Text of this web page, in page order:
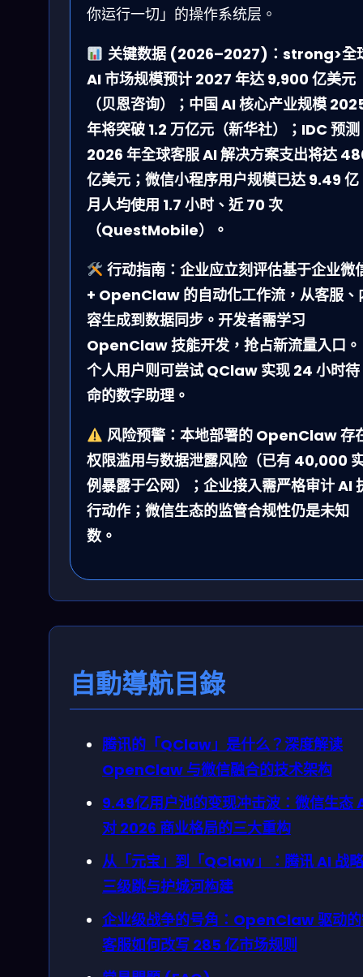
你运行一切」的操作系统层。
关键数据 (2026–2027)：strong>全
AI 市场规模预计 2027 年达 9,900 亿美元
（贝恩咨询）；中国 AI 核心产业规模
年将突破 1.2 万亿元（新华社）；IDC 预测
2026 年全球客服 AI 解决方案支出将达
亿美元；微信小程序用户规模已达 9.49 亿
月人均使用 1.7 小时、近 70 次
（QuestMobile）。
行动指南： 企业应立刻评估基于企业微
+ OpenClaw 的自动化工作流，从客服、
容生成到数据同步。开发者需学习
OpenClaw 技能开发，抢占新流量入口。
个人用户则可尝试 QClaw 实现 24 小时待
命的数字助理。
风险预警： 本地部署的 OpenClaw 存
权限滥用与数据泄露风险（已有 40,000
例暴露于公网）；企业接入需严格审计 AI
行动作；微信生态的监管合规性仍是未知
数。
自動導航目錄
腾讯的「QClaw」是什么？深度解读
OpenClaw 与微信融合的技术架构
9.49亿用户池的变现冲击波：微信生态
对 2026 商业格局的三大重构
从「元宝」到「QClaw」：腾讯 AI 战
三级跳与护城河构建
企业级战争的号角：OpenClaw 驱动
客服如何改写 285 亿市场规则